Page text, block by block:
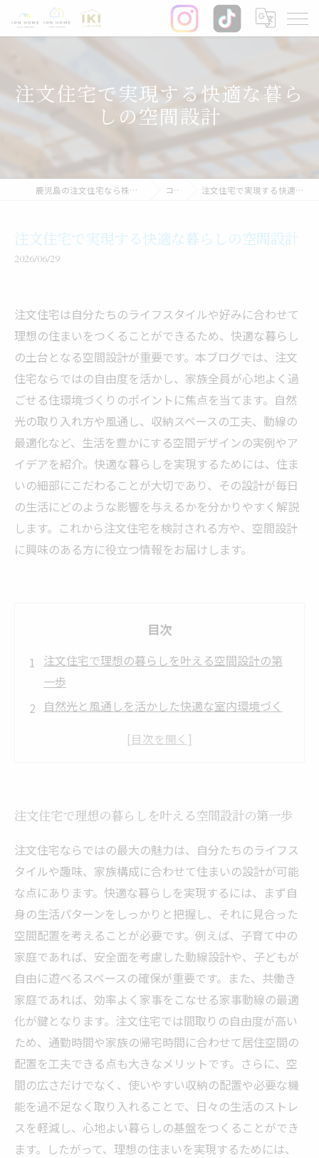
注文住宅で実現する快適な暮ら
しの空間設計
鹿児島の注文住宅なら株式会社イオン・ホーム コラム 注文住宅で実現する快適な暮らしの空間設計
注文住宅で実現する快適な暮らしの空間設計
2026/06/29
注文住宅は自分たちのライフスタイルや好みに合わせて
理想の住まいをつくることができるため、快適な暮らし
の土台となる空間設計が重要です。本ブログでは、注文
住宅ならではの自由度を活かし、家族全員が心地よく過
ごせる住環境づくりのポイントに焦点を当てます。自然
光の取り入れ方や風通し、収納スペースの工夫、動線の
最適化など、生活を豊かにする空間デザインの実例やア
イデアを紹介。快適な暮らしを実現するためには、住ま
いの細部にこだわることが大切であり、その設計が毎日
の生活にどのような影響を与えるかを分かりやすく解説
します。これから注文住宅を検討される方や、空間設計
に興味のある方に役立つ情報をお届けします。
目次
注文住宅で理想の暮らしを叶える空間設計の第
一歩
自然光と風通しを活かした快適な室内環境づく
使いやすさを追求した収納スペースの工夫
細部にまでこだわった設計がもたらす豊かな暮
らしの未来
注文住宅で理想の暮らしを叶える空間設計の第一歩
注文住宅ならではの最大の魅力は、自分たちのライフス
タイルや趣味、家族構成に合わせて住まいの設計が可能
な点にあります。快適な暮らしを実現するには、まず自
身の生活パターンをしっかりと把握し、それに見合った
空間配置を考えることが必要です。例えば、子育て中の
家庭であれば、安全面を考慮した動線設計や、子どもが
自由に遊べるスペースの確保が重要です。また、共働き
家庭であれば、効率よく家事をこなせる家事動線の最適
化が鍵となります。注文住宅では間取りの自由度が高い
ため、通勤時間や家族の帰宅時間に合わせて居住空間の
配置を工夫できる点も大きなメリットです。さらに、空
間の広さだけでなく、使いやすい収納の配置や必要な機
能を過不足なく取り入れることで、日々の生活のストレ
スを軽減し、心地よい暮らしの基盤をつくることができ
ます。したがって、理想の住まいを実現するためには、